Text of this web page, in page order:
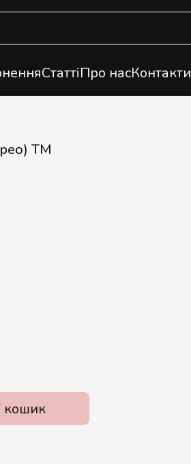
СтаттіПро насКонтакти
ТМ
кошик